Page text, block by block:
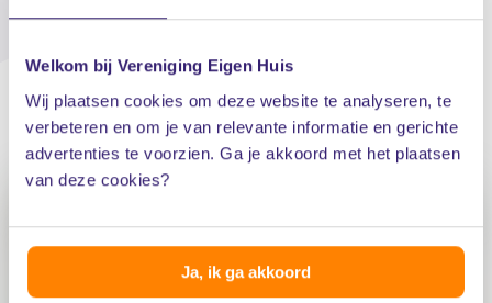
Welkom bij Vereniging Eigen Huis
Wij plaatsen cookies om deze website te analyseren, te
verbeteren en om je van relevante informatie en gerichte
advertenties te voorzien. Ga je akkoord met het plaatsen
van deze cookies?
Ja, ik ga akkoord
Accepteer de cookies om deze inhoud te
bekijken